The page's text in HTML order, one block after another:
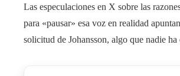
Las especulaciones en X sobre las
para «pausar» esa voz en realidad
solicitud de Johansson, algo que nadie